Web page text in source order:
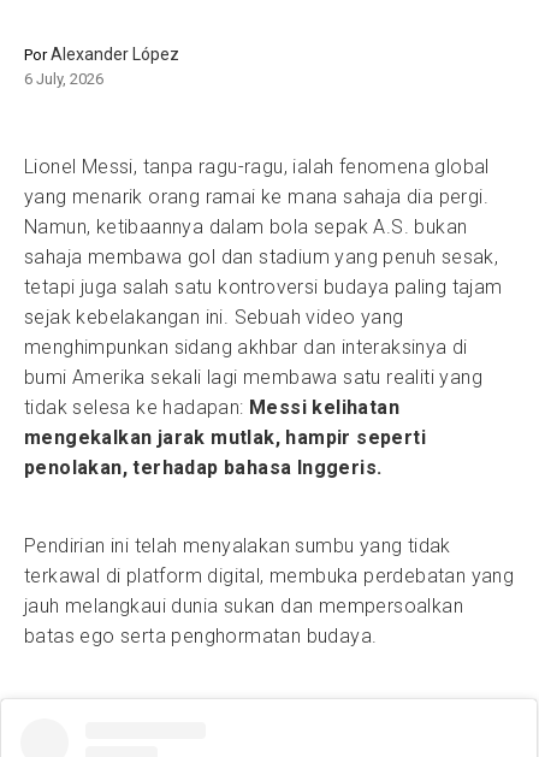
PorAlexander López
6 July, 2026
Lionel Messi, tanpa ragu-ragu, ialah fenomena global
yang menarik orang ramai ke mana sahaja dia pergi.
Namun, ketibaannya dalam bola sepak A.S. bukan
sahaja membawa gol dan stadium yang penuh sesak,
tetapi juga salah satu kontroversi budaya paling tajam
sejak kebelakangan ini. Sebuah video yang
menghimpunkan sidang akhbar dan interaksinya di
bumi Amerika sekali lagi membawa satu realiti yang
tidak selesa ke hadapan: Messi kelihatan
mengekalkan jarak mutlak, hampir seperti
penolakan, terhadap bahasa Inggeris.
Pendirian ini telah menyalakan sumbu yang tidak
terkawal di platform digital, membuka perdebatan yang
jauh melangkaui dunia sukan dan mempersoalkan
batas ego serta penghormatan budaya.